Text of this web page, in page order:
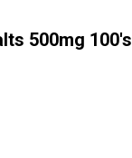
500mg 100's